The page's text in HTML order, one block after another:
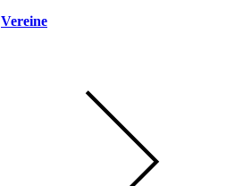
Vereine